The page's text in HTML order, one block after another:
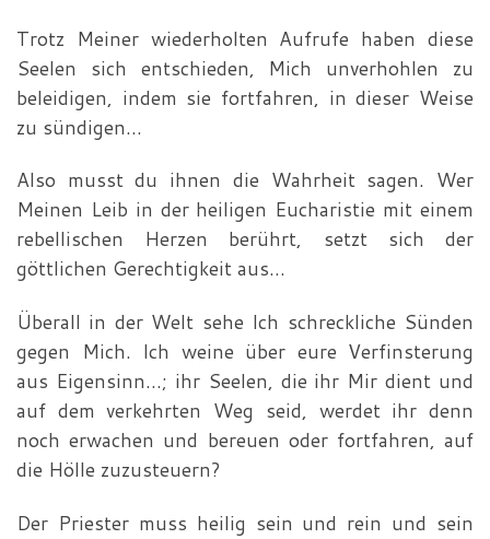
Trotz Meiner wiederholten Aufrufe haben diese
Seelen sich entschieden, Mich unverhohlen zu
beleidigen, indem sie fortfahren, in dieser Weise
zu sündigen…
Also musst du ihnen die Wahrheit sagen. Wer
Meinen Leib in der heiligen Eucharistie mit einem
rebellischen Herzen berührt, setzt sich der
göttlichen Gerechtigkeit aus…
Überall in der Welt sehe Ich schreckliche Sünden
gegen Mich. Ich weine über eure Verfinsterung
aus Eigensinn…; ihr Seelen, die ihr Mir dient und
auf dem verkehrten Weg seid, werdet ihr denn
noch erwachen und bereuen oder fortfahren, auf
die Hölle zuzusteuern?
Der Priester muss heilig sein und rein und sein